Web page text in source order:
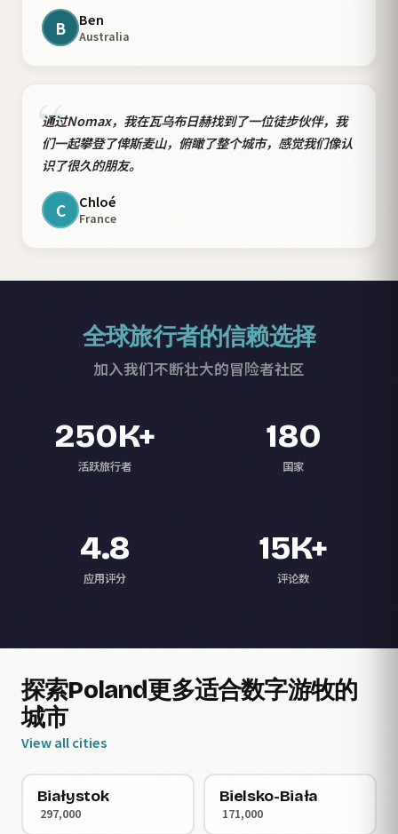
B Ben
Australia
“
通过Nomax，我在瓦乌布日赫找到了一位徒步伙伴，我
们一起攀登了俾斯麦山，俯瞰了整个城市，感觉我们像认
识了很久的朋友。
C Chloé
France
全球旅行者的信赖选择
加入我们不断壮大的冒险者社区
250K+
活跃旅行者
180
国家
4.8
应用评分
15K+
评论数
探索Poland更多适合数字游牧的
城市
View all cities
Białystok
297,000
Bielsko-Biała
171,000